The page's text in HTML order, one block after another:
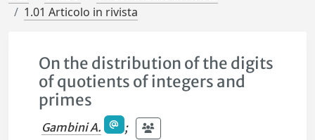
1.01 Articolo in rivista
On the distribution of the digits
of quotients of integers and
primes
Gambini A.
;